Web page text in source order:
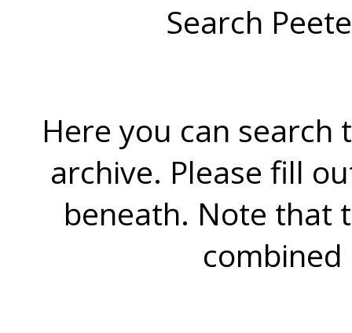
Search
Here you can search
archive. Please fill
beneath. Note that
combined